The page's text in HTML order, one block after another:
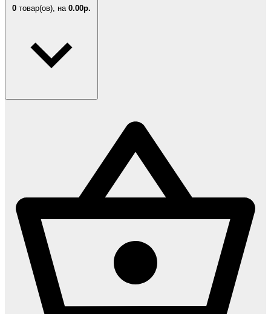
0 товар(ов), на 0.00р.